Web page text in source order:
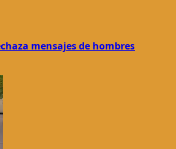
mensajes de hombres